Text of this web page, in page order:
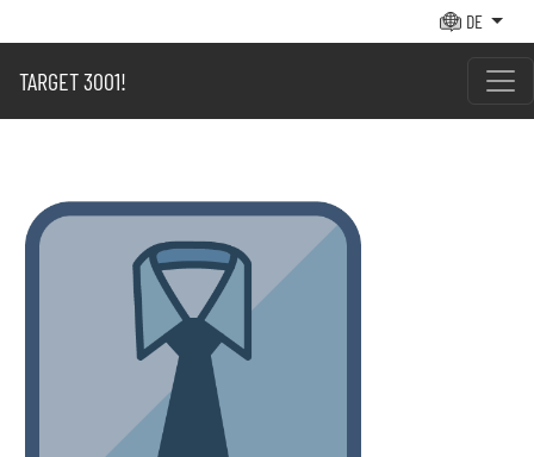
DE
TARGET 3001!